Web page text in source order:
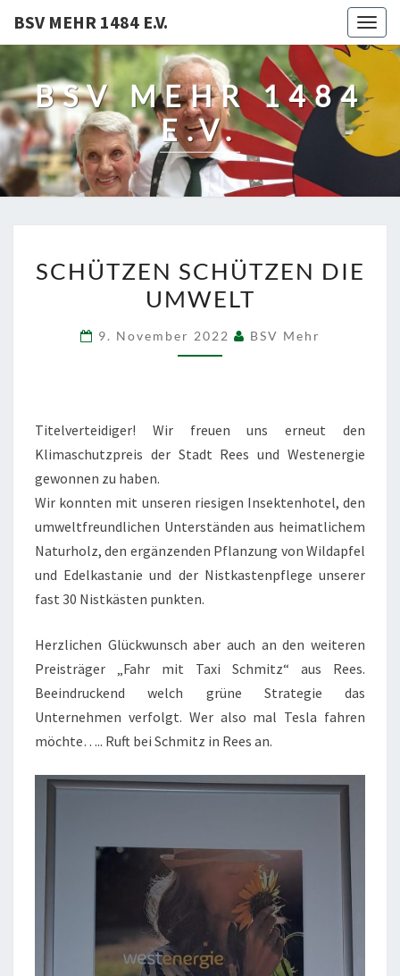
BSV MEHR 1484 E.V.
BSV MEHR 1484
E.V.
SCHÜTZEN
DIE
SCHÜTZEN SCHÜTZEN DIE
UMWELT
9. November 2022 BSV Mehr
Titelverteidiger! Wir freuen uns erneut den
Klimaschutzpreis der Stadt Rees und Westenergie
gewonnen zu haben.
Wir konnten mit unseren riesigen Insektenhotel, den
umweltfreundlichen Unterständen aus heimatlichem
Naturholz, den ergänzenden Pflanzung von Wildapfel
und Edelkastanie und der Nistkastenpflege unserer
fast 30 Nistkästen punkten.
Herzlichen Glückwunsch aber auch an den weiteren
Preisträger „Fahr mit Taxi Schmitz“ aus Rees.
Beeindruckend welch grüne Strategie das
Unternehmen verfolgt. Wer also mal Tesla fahren
möchte….. Ruft bei Schmitz in Rees an.